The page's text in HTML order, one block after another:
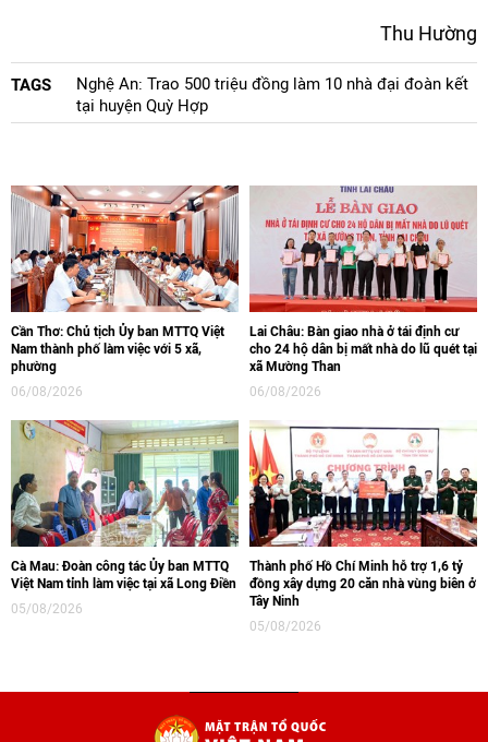
Thu Hường
TAGS
Nghệ An: Trao 500 triệu đồng làm 10 nhà đại đoàn kết
tại huyện Quỳ Hợp
Cần Thơ: Chủ tịch Ủy ban MTTQ Việt
Nam thành phố làm việc với 5 xã,
phường
06/08/2026
Lai Châu: Bàn giao nhà ở tái định cư
cho 24 hộ dân bị mất nhà do lũ quét tại
xã Mường Than
06/08/2026
Cà Mau: Đoàn công tác Ủy ban MTTQ
Việt Nam tỉnh làm việc tại xã Long Điền
05/08/2026
Thành phố Hồ Chí Minh hỗ trợ 1,6 tỷ
đồng xây dựng 20 căn nhà vùng biên ở
Tây Ninh
05/08/2026